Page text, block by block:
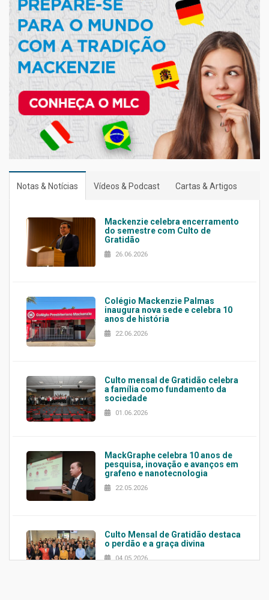
Notas & Notícias Vídeos & Podcast Cartas & Artigos
Mackenzie celebra encerramento
do semestre com Culto de
Gratidão
26.06.2026
Colégio Mackenzie Palmas
inaugura nova sede e celebra 10
anos de história
22.06.2026
Culto mensal de Gratidão celebra
a família como fundamento da
sociedade
01.06.2026
MackGraphe celebra 10 anos de
pesquisa, inovação e avanços em
grafeno e nanotecnologia
22.05.2026
Culto Mensal de Gratidão destaca
o perdão e a graça divina
04.05.2026